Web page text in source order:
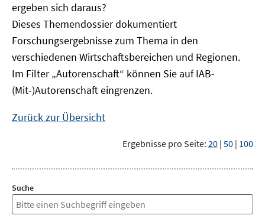
ergeben sich daraus?
Dieses Themendossier dokumentiert
Forschungsergebnisse zum Thema in den
verschiedenen Wirtschaftsbereichen und Regionen.
Im Filter „Autorenschaft“ können Sie auf IAB-
(Mit-)Autorenschaft eingrenzen.
Zurück zur Übersicht
Ergebnisse pro Seite: 20 | 50 | 100
Suche